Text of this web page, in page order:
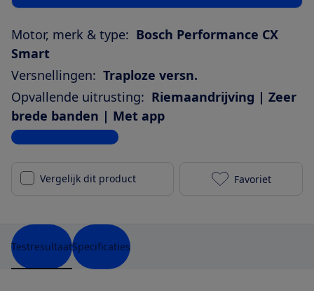
Motor, merk & type: Bosch Performance CX
Smart
Versnellingen: Traploze versn.
Opvallende uitrusting: Riemaandrijving | Zeer
brede banden | Met app
Bekijk alle specificaties
Vergelijk dit product Pegasus
Favoriet
TestresultaatSpecificaties